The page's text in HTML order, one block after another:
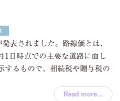
表されました。路線価とは、
1日時点での主要な道路に面し
するもので、相続税や贈与税の
Read more...